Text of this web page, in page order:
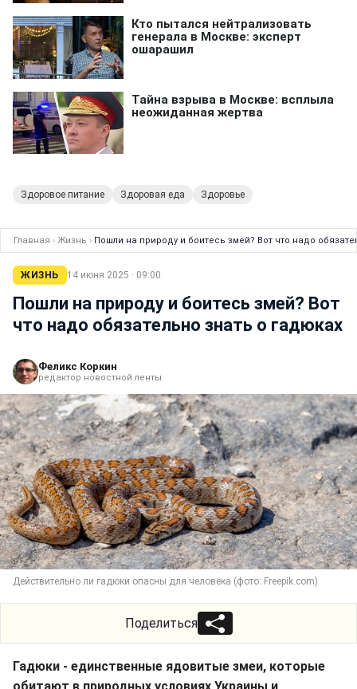
Здоровое питание Здоровая еда Здоровье
Главная › Жизнь › Пошли на природу и боитесь змей? Вот что надо
ЖИЗНЬ 14 июня 2025 · 09:00
Пошли на природу и боитесь змей? Вот
что надо обязательно знать о гадюках
Феликс Коркин
редактор новостной ленты
Действительно ли гадюки опасны для человека (фото: Freepik.com)
Поделиться
Гадюки - единственные ядовитые змеи, которые